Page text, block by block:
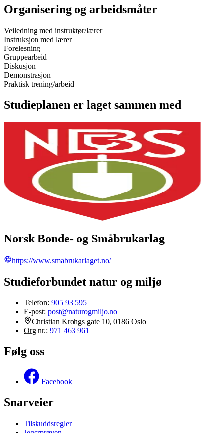
Organisering og arbeidsmåter
Veiledning med instruktør/lærer
Instruksjon med lærer
Forelesning
Gruppearbeid
Diskusjon
Demonstrasjon
Praktisk trening/arbeid
Studieplanen er laget sammen med
Norsk Bonde- og Småbrukarlag
https://www.smabrukarlaget.no/
Studieforbundet natur og miljø
Telefon: 905 93 595
E-post: post@naturogmiljo.no
Christian Krohgs gate 10, 0186 Oslo
Org.nr.: 971 463 961
Følg oss
Facebook
Snarveier
Tilskuddsregler